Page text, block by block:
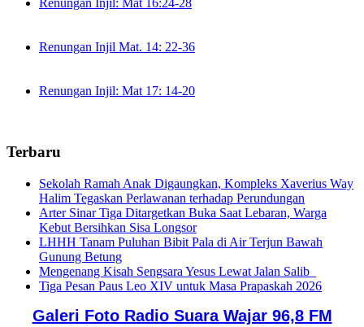
Renungan Injil: Mat 16:24-28
Renungan Injil Mat. 14: 22-36
Renungan Injil: Mat 17: 14-20
Terbaru
Sekolah Ramah Anak Digaungkan, Kompleks Xaverius Way
Halim Tegaskan Perlawanan terhadap Perundungan
Arter Sinar Tiga Ditargetkan Buka Saat Lebaran, Warga
Kebut Bersihkan Sisa Longsor
LHHH Tanam Puluhan Bibit Pala di Air Terjun Bawah
Gunung Betung
Mengenang Kisah Sengsara Yesus Lewat Jalan Salib
Tiga Pesan Paus Leo XIV untuk Masa Prapaskah 2026
Galeri Foto Radio Suara Wajar 96,8 FM